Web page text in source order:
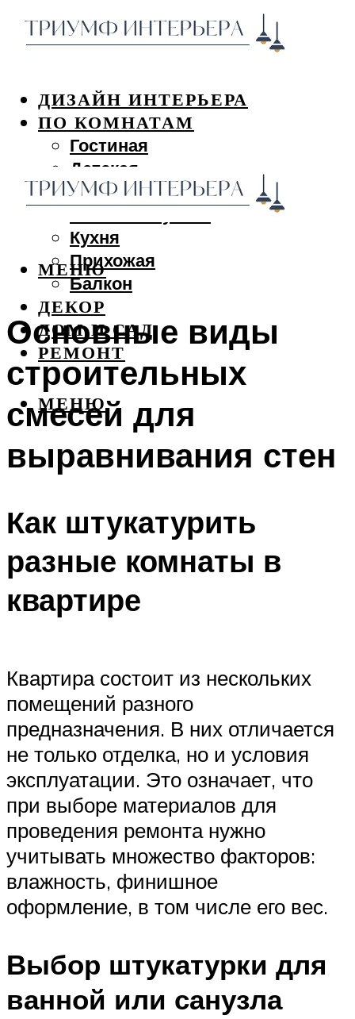
ДИЗАЙН ИНТЕРЬЕРА
ПО КОМНАТАМ
Гостиная
Детская
Спальня
Кухня
Прихожая
Балкон
ДЕКОР
ДОМ И САД
РЕМОНТ
МЕНЮ
МЕНЮ
Основные виды
строительных
смесей для
выравнивания стен
Как штукатурить
разные комнаты в
квартире
Квартира состоит из нескольких
помещений разного
предназначения. В них отличается
не только отделка, но и условия
эксплуатации. Это означает, что
при выборе материалов для
проведения ремонта нужно
учитывать множество факторов:
влажность, финишное
оформление, в том числе его вес.
Выбор штукатурки для
ванной или санузла